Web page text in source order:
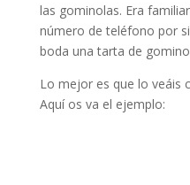
las gominolas. Era
número de teléfono por
boda una tarta de
Lo mejor es que lo veáis
Aquí os va el ejemplo: